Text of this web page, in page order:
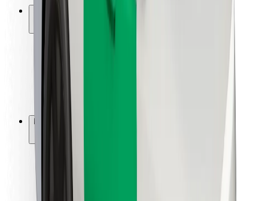
Platser
Stadslösningar
Bolt laddstationer
Hjälp
För kunder
För förare